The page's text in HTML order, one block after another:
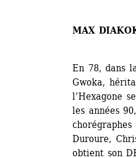
MAX
En 78, dans
Gwoka,
l’Hexagone
les années
Duroure,
obtient son